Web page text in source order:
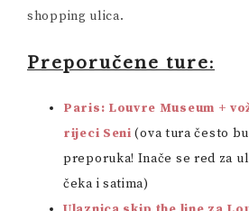
shopping ulica.
Preporučene ture:
Paris: Louvre Museum +
rijeci Seni (ova tura često
preporuka! Inače se red za
čeka i satima)